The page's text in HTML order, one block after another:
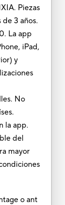
Piezas
3 años.
La app
iPad,
y
No
la app.
del
mayor
o ant